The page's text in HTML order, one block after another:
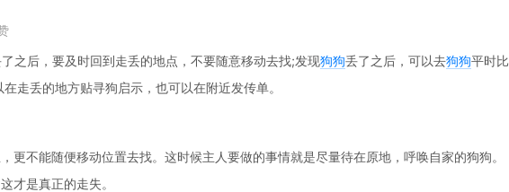
之后，要及时回到走丢的地点，不要随意移动去找;发现狗狗丢了之后，可以去狗狗平时比
走丢的地方贴寻狗启示，也可以在附近发传单。
更不能随便移动位置去找。这时候主人要做的事情就是尽量待在原地，呼唤自家的狗狗。
才是真正的走失。